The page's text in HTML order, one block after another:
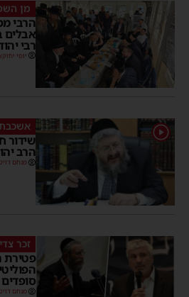
מן
הרבי
אבלים
רבי
יוסי
1
שידור
הרב
מנחם
זכר
פטירת
סופדים
מנחם